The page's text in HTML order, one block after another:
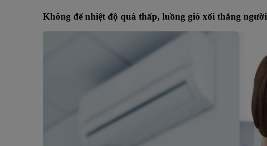
Không để nhiệt độ quá thấp, luồng gió xối thẳng người